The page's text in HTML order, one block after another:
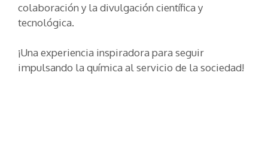
colaboración y la divulgación científica y
tecnológica.
¡Una experiencia inspiradora para seguir
impulsando la química al servicio de la sociedad!